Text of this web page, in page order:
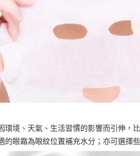
環境、天氣、生活習慣的影響而引伸，
眼霜為眼紋位置補充水分；亦可選擇